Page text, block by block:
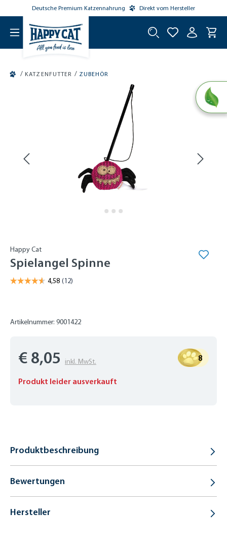
springen
Deutsche Premium Katzennahrung Direkt vom Hersteller
/ KATZENFUTTER / ZUBEHÖR
Happy Cat
Spielangel Spinne
Artikelnummer: 9001422
€ 8,05 inkl. MwSt. 8
Produkt leider ausverkauft
Produktbeschreibung
Bewertungen
Hersteller